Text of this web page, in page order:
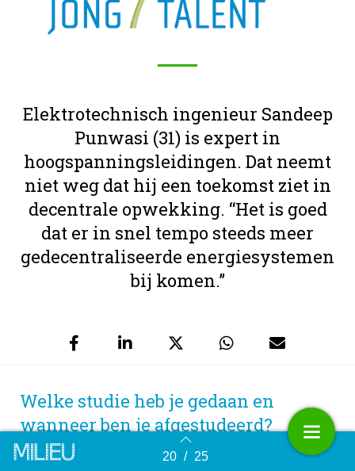
Terug naar overzicht 20 / 25
Elektrotechnisch ingenieur Sandeep
Punwasi (31) is expert in
hoogspanningsleidingen. Dat neemt
niet weg dat hij een toekomst ziet in
decentrale opwekking. “Het is goed
dat er in snel tempo steeds meer
gedecentraliseerde energiesystemen
bij komen.”
Welke studie heb je gedaan en
wanneer ben je afgestudeerd?